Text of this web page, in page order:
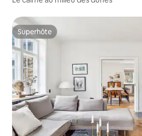
Superhôte
Superhôte